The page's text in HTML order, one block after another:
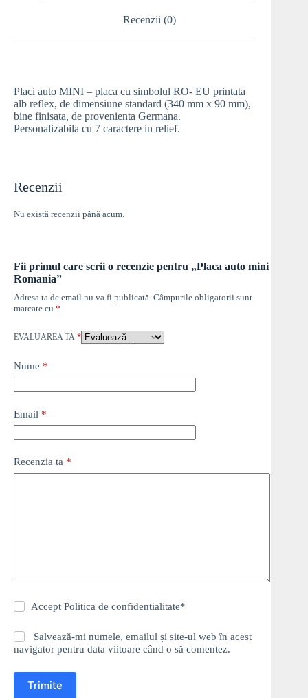
Recenzii (0)
Placi auto MINI – placa cu simbolul RO- EU printata
alb reflex, de dimensiune standard (340 mm x 90 mm),
bine finisata, de provenienta Germana.
Personalizabila cu 7 caractere in relief.
Recenzii
Nu există recenzii până acum.
Fii primul care scrii o recenzie pentru „Placa auto mini
Romania”
Adresa ta de email nu va fi publicată. Câmpurile obligatorii sunt
marcate cu *
EVALUAREA TA *
Nume *
Email *
Recenzia ta *
AcceptPolitica de confidentialitate*
Salvează-mi numele, emailul și site-ul web în acest
navigator pentru data viitoare când o să comentez.
Trimite